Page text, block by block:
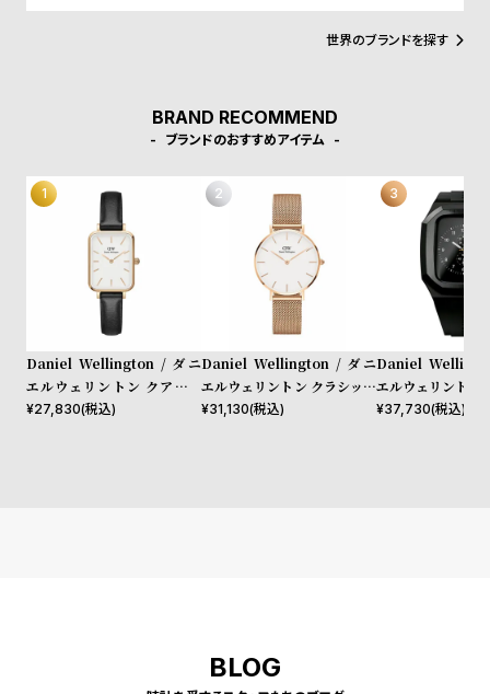
gp
P
e
ムレスなデザインとイギリスの伝統的で紳士的なスタイルの融合
が、高級感を演出し、ミニマリズムが時代を超えて愛されるデザイ
世界のブランドを探す
BRAND RECOMMEND
ブランドのおすすめアイテム
Daniel Wellington / ダニ
エルウェリントン クアドロ
シェフィールド ローズゴール
¥27,830(税込)
Daniel Wellington / ダニ
エルウェリントン クラシック
ペティット メルローズ ロー
¥31,130(税込)
Daniel
エルウェリントン
40mm Apple
¥37,730(税込)
BLOG